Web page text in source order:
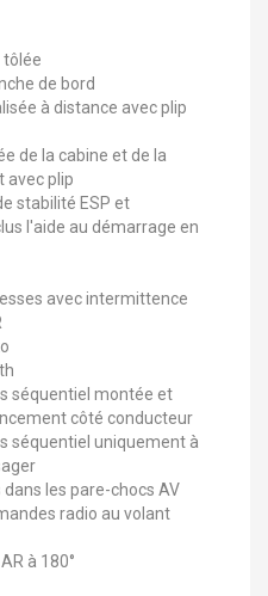
tôlée
de bord
à distance avec plip
de la cabine et de la
avec plip
stabilité ESP et
l'aide au démarrage en
avec intermittence
séquentiel montée et
côté conducteur
séquentiel uniquement à
les pare-chocs AV
radio au volant
à 180°